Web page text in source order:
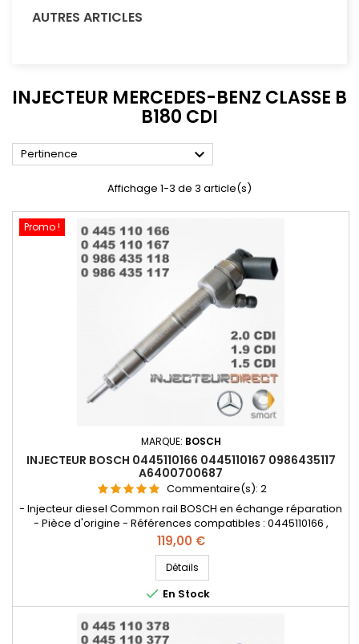
AUTRES ARTICLES
INJECTEUR MERCEDES-BENZ CLASSE B
B180 CDI
Pertinence 
Affichage 1-3 de 3 article(s)
Promo !
MARQUE: BOSCH
INJECTEUR BOSCH 0445110166 0445110167 0986435117
A6400700687
Commentaire(s): 2
- Injecteur diesel Common rail BOSCH en échange réparation
- Pièce d'origine - Références compatibles : 0445110166 ,
0986435118 , 0986435117 , 0 445 110 166 , 0 445 110 167 , 0 986 435
118 , 0 986 435 117 , A6400700787 , 6400700687 - Pour
motorisation Mercedes Benz CDI et Smart Pièce d'origine
Prix
119,00 €
Détails
 En Stock